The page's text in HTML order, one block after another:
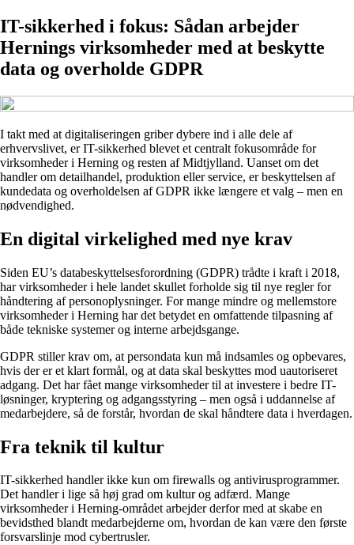
IT-sikkerhed i fokus: Sådan arbejder
Hernings virksomheder med at beskytte
data og overholde GDPR
I takt med at digitaliseringen griber dybere ind i alle dele af
erhvervslivet, er IT-sikkerhed blevet et centralt fokusområde for
virksomheder i Herning og resten af Midtjylland. Uanset om det
handler om detailhandel, produktion eller service, er beskyttelsen af
kundedata og overholdelsen af GDPR ikke længere et valg – men en
nødvendighed.
En digital virkelighed med nye krav
Siden EU’s databeskyttelsesforordning (GDPR) trådte i kraft i 2018,
har virksomheder i hele landet skullet forholde sig til nye regler for
håndtering af personoplysninger. For mange mindre og mellemstore
virksomheder i Herning har det betydet en omfattende tilpasning af
både tekniske systemer og interne arbejdsgange.
GDPR stiller krav om, at persondata kun må indsamles og opbevares,
hvis der er et klart formål, og at data skal beskyttes mod uautoriseret
adgang. Det har fået mange virksomheder til at investere i bedre IT-
løsninger, kryptering og adgangsstyring – men også i uddannelse af
medarbejdere, så de forstår, hvordan de skal håndtere data i hverdagen.
Fra teknik til kultur
IT-sikkerhed handler ikke kun om firewalls og antivirusprogrammer.
Det handler i lige så høj grad om kultur og adfærd. Mange
virksomheder i Herning-området arbejder derfor med at skabe en
bevidsthed blandt medarbejderne om, hvordan de kan være den første
forsvarslinje mod cybertrusler.